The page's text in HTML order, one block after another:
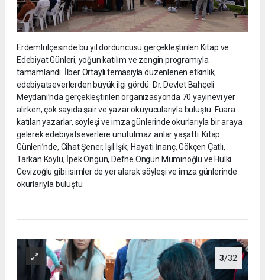
Erdemli ilçesinde bu yıl dördüncüsü gerçekleştirilen Kitap ve
Edebiyat Günleri, yoğun katılım ve zengin programıyla
tamamlandı. İlber Ortaylı temasıyla düzenlenen etkinlik,
edebiyatseverlerden büyük ilgi gördü. Dr. Devlet Bahçeli
Meydanı’nda gerçekleştirilen organizasyonda 70 yayınevi yer
alırken, çok sayıda şair ve yazar okuyucularıyla buluştu. Fuara
katılan yazarlar, söyleşi ve imza günlerinde okurlarıyla bir araya
gelerek edebiyatseverlere unutulmaz anlar yaşattı. Kitap
Günleri’nde, Cihat Şener, Işıl Işık, Hayati İnanç, Gökçen Çatlı,
Tarkan Köylü, İpek Ongun, Defne Ongun Müminoğlu ve Hulki
Cevizoğlu gibi isimler de yer alarak söyleşi ve imza günlerinde
okurlarıyla buluştu.
3/32